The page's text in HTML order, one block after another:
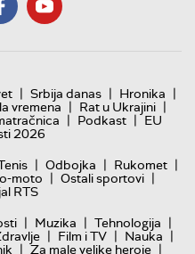
| Srbija danas | Hronika |
vremena | Rat u Ukrajini |
| Podkast | EU
2026
| Odbojka | Rukomet |
moto | Ostali sportovi |
RTS
| Muzika | Tehnologija |
| Film i TV | Nauka |
| Za male velike heroje |